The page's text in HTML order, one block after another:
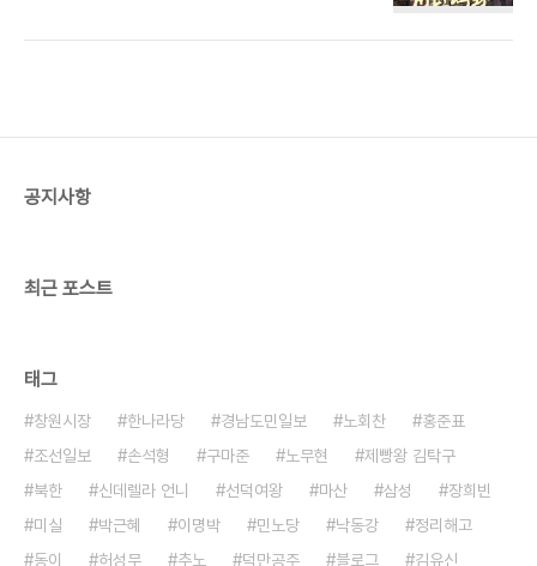
사서입니다. 따라서 당시 집권세력의 이데올로기가
가 없을 경우에 왕의 형제의 아들이 왕위를 이어받는
공지사항
최근 포스트
태그
창원시장 한나라당 경남도민일보 노회찬
홍준표
조선일보
손석형 구마준 노무현
제빵왕 김탁구
북한
신데렐라 언니 선덕여왕 마산 삼성
장희빈
미실
박근혜 이명박 민노당 낙동강
정리해고
동이
허성무 추노 덕만공주 블로그 김유신